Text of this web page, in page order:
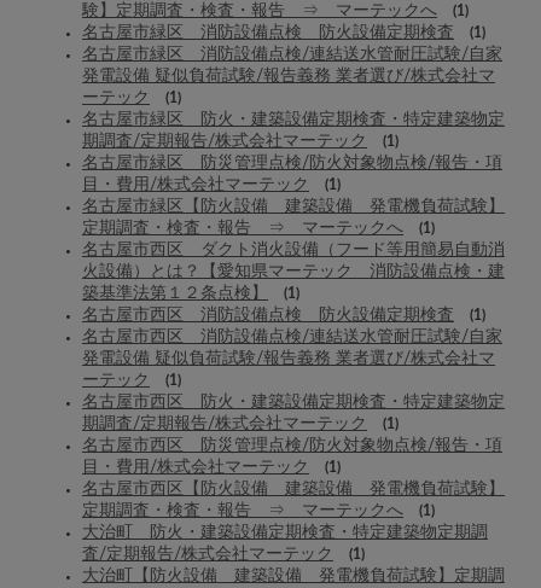
験】定期調査・検査・報告 ⇒ マーテックへ
(1)
名古屋市緑区 消防設備点検 防火設備定期検査 (1)
名古屋市緑区 消防設備点検/連結送水管耐圧試験/自家
発電設備 疑似負荷試験/報告義務 業者選び/株式会社マ
ーテック
(1)
名古屋市緑区 防火・建築設備定期検査・特定建築物定
期調査/定期報告/株式会社マーテック
(1)
名古屋市緑区 防災管理点検/防火対象物点検/報告・項
目・費用/株式会社マーテック
(1)
名古屋市緑区【防火設備 建築設備 発電機負荷試験】
定期調査・検査・報告 ⇒ マーテックへ
(1)
名古屋市西区 ダクト消火設備（フード等用簡易自動消
火設備）とは？【愛知県マーテック 消防設備点検・建
築基準法第１２条点検】
(1)
名古屋市西区 消防設備点検 防火設備定期検査 (1)
名古屋市西区 消防設備点検/連結送水管耐圧試験/自家
発電設備 疑似負荷試験/報告義務 業者選び/株式会社マ
ーテック
(1)
名古屋市西区 防火・建築設備定期検査・特定建築物定
期調査/定期報告/株式会社マーテック
(1)
名古屋市西区 防災管理点検/防火対象物点検/報告・項
目・費用/株式会社マーテック
(1)
名古屋市西区【防火設備 建築設備 発電機負荷試験】
定期調査・検査・報告 ⇒ マーテックへ
(1)
大治町 防火・建築設備定期検査・特定建築物定期調
査/定期報告/株式会社マーテック
(1)
大治町【防火設備 建築設備 発電機負荷試験】定期調